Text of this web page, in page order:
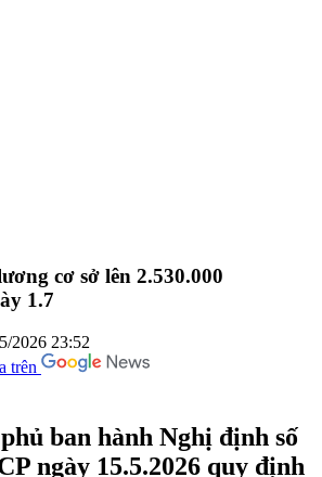
cơ sở lên 2.530.000
1.7
2026 23:52
trên
ban hành Nghị định số
ngày 15.5.2026 quy định